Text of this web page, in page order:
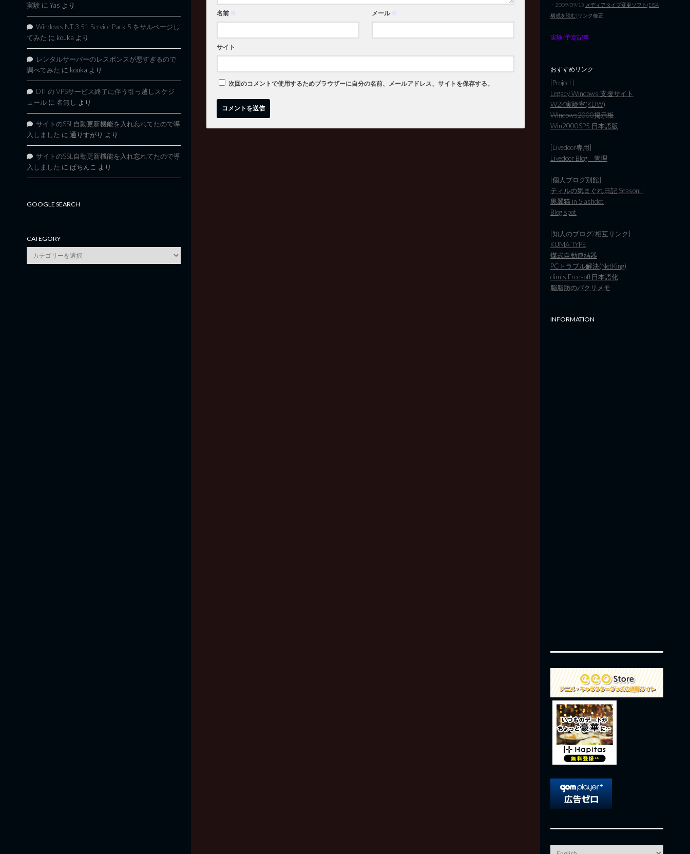
名前 ※ メール ※
サイト
次回のコメントで使用するためブラウザーに自分の名前、メールアドレス、サイトを保存する。
実験 に Yas より
Windows NT 3.51 Service Pack 5 をサルベージし
てみた に kouka より
レンタルサーバーのレスポンスが悪すぎるので
調べてみた に kouka より
DTI の VPSサービス終了に伴う引っ越しスケジ
ュール に 名無し より
サイトのSSL自動更新機能を入れ忘れてたので導
入しました に 通りすがり より
サイトのSSL自動更新機能を入れ忘れてたので導
入しました に ぱちんこ より
GOOGLE SEARCH
CATEGORY
category
・2009/09/13 メディアタイプ変更ソフト(EISA
構成を読む) リンク修正
実験/予定記事
おすすめリンク
[Project]
Legacy Windows 支援サイト
W2K実験室(KDW)
Windows2000掲示板
Win2000SP5 日本語版
[Livedoor専用]
Livedoor Blog 管理
[個人ブログ別館]
ティルの気まぐれ日記 SeasonII
黒翼猫 in Slashdot
Blog spot
[知人のブログ/相互リンク]
KUMA TYPE
煤式自動連結器
PCトラブル解決(NetKing)
dim's Freesoft日本語化
脳脂肪のパクリメモ
INFORMATION